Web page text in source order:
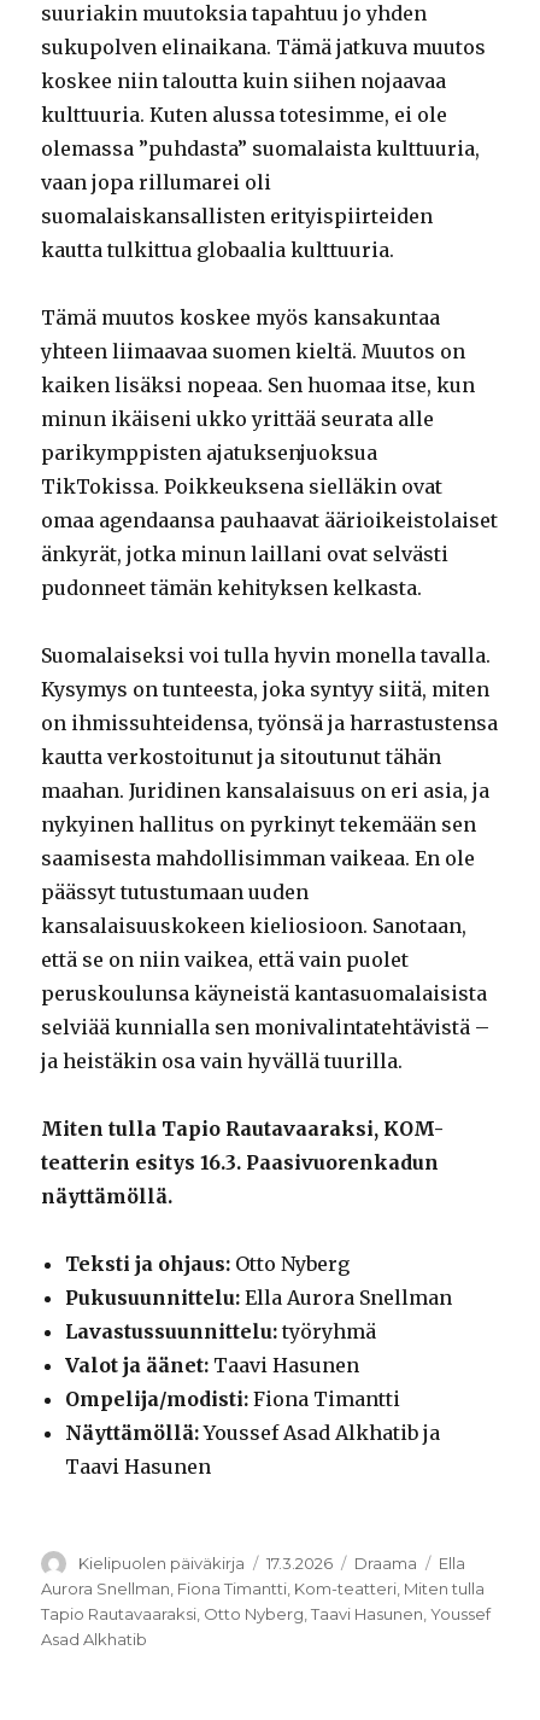
suuriakin muutoksia tapahtuu jo yhden
sukupolven elinaikana. Tämä jatkuva muutos
koskee niin taloutta kuin siihen nojaavaa
kulttuuria. Kuten alussa totesimme, ei ole
olemassa ”puhdasta” suomalaista kulttuuria,
vaan jopa rillumarei oli
suomalaiskansallisten erityispiirteiden
kautta tulkittua globaalia kulttuuria.
Tämä muutos koskee myös kansakuntaa
yhteen liimaavaa suomen kieltä. Muutos on
kaiken lisäksi nopeaa. Sen huomaa itse, kun
minun ikäiseni ukko yrittää seurata alle
parikymppisten ajatuksenjuoksua
TikTokissa. Poikkeuksena sielläkin ovat
omaa agendaansa pauhaavat äärioikeistolaiset
änkyrät, jotka minun laillani ovat selvästi
pudonneet tämän kehityksen kelkasta.
Suomalaiseksi voi tulla hyvin monella tavalla.
Kysymys on tunteesta, joka syntyy siitä, miten
on ihmissuhteidensa, työnsä ja harrastustensa
kautta verkostoitunut ja sitoutunut tähän
maahan. Juridinen kansalaisuus on eri asia, ja
nykyinen hallitus on pyrkinyt tekemään sen
saamisesta mahdollisimman vaikeaa. En ole
päässyt tutustumaan uuden
kansalaisuuskokeen kieliosioon. Sanotaan,
että se on niin vaikea, että vain puolet
peruskoulunsa käyneistä kantasuomalaisista
selviää kunnialla sen monivalintatehtävistä –
ja heistäkin osa vain hyvällä tuurilla.
Miten tulla Tapio Rautavaaraksi, KOM-
teatterin esitys 16.3. Paasivuorenkadun
näyttämöllä.
Teksti ja ohjaus: Otto Nyberg
Pukusuunnittelu: Ella Aurora Snellman
Lavastussuunnittelu: työryhmä
Valot ja äänet: Taavi Hasunen
Ompelija/modisti: Fiona Timantti
Näyttämöllä:Youssef Asad Alkhatib ja
Taavi Hasunen
Kirjoittaja
Kielipuolen päiväkirja Julkaistu
17.3.2026 Kategoriat
Draama Avainsanat
Ella
Aurora Snellman Fiona Timantti Kom-teatteri Miten tulla
Tapio Rautavaaraksi Otto Nyberg ,Taavi Hasunen ,Youssef
Asad Alkhatib